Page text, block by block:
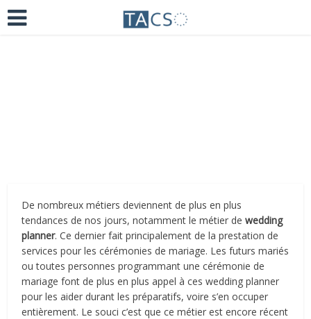
De nombreux métiers deviennent de plus en plus
tendances de nos jours, notamment le métier de wedding
planner. Ce dernier fait principalement de la prestation de
services pour les cérémonies de mariage. Les futurs mariés
ou toutes personnes programmant une cérémonie de
mariage font de plus en plus appel à ces wedding planner
pour les aider durant les préparatifs, voire s’en occuper
entièrement. Le souci c’est que ce métier est encore récent